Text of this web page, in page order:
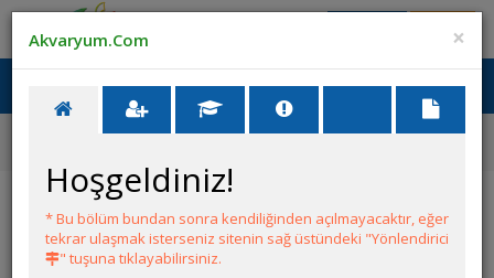
Ana Menü
Yeni Üye Forumu
110 Litre Akvaryum Kurulumu Ve Bakteri
Kültürü
YANIT YAZ
×
Akvaryum.Com
Hoşgeldiniz!
* Bu bölüm bundan sonra kendiliğinden açılmayacaktır, eğer
tekrar ulaşmak isterseniz sitenin sağ üstündeki "Yönlendirici
" tuşuna tıklayabilirsiniz.